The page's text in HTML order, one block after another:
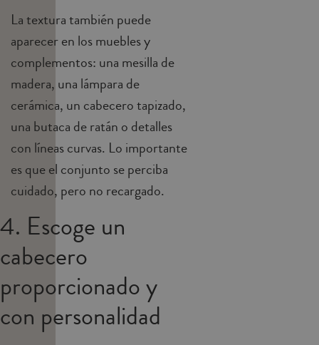
La textura también puede
aparecer en los muebles y
complementos: una mesilla de
madera, una lámpara de
cerámica, un cabecero tapizado,
una butaca de ratán o detalles
con líneas curvas. Lo importante
es que el conjunto se perciba
cuidado, pero no recargado.
4. Escoge un
cabecero
proporcionado y
con personalidad